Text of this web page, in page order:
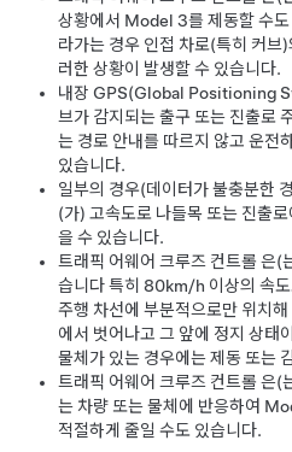
상황에서 Model 3를 제동할 수
라가는 경우 인접 차로(특히 커브
러한 상황이 발생할 수 있습니다.
내장 GPS(Global Positioning
브가 감지되는 출구 또는 진출로
는 경로 안내를 따르지 않고 운전
있습니다.
일부의 경우(데이터가 불충분한
(가) 고속도로 나들목 또는 진출
을 수 있습니다.
트래픽 어웨어 크루즈 컨트롤은(
습니다 특히 80km/h 이상의 속
주행 차선에 부분적으로만 위치
에서 벗어나고 그 앞에 정지 상태
물체가 있는 경우에는 제동 또는
트래픽 어웨어 크루즈 컨트롤은(
는 차량 또는 물체에 반응하여
적절하게 줄일 수도 있습니다.